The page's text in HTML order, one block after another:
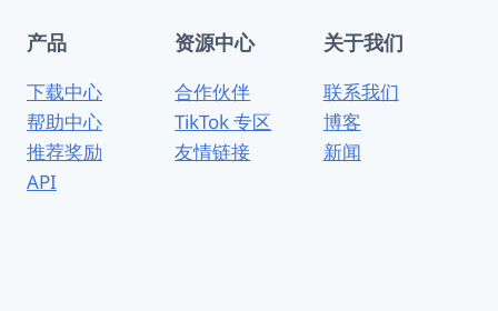
产品
下载中心
帮助中心
推荐奖励
API
资源中心
合作伙伴
TikTok 专区
友情链接
关于我们
联系我们
博客
新闻